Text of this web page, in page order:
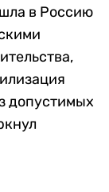
в Россию
допустимых